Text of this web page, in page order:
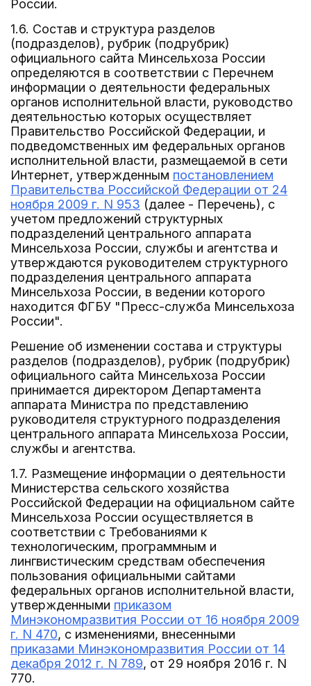
России.
1.6. Состав и структура разделов
(подразделов), рубрик (подрубрик)
официального сайта Минсельхоза России
определяются в соответствии с Перечнем
информации о деятельности федеральных
органов исполнительной власти, руководство
деятельностью которых осуществляет
Правительство Российской Федерации, и
подведомственных им федеральных органов
исполнительной власти, размещаемой в сети
Интернет, утвержденным постановлением
Правительства Российской Федерации от 24
ноября 2009 г. N 953 (далее - Перечень), с
учетом предложений структурных
подразделений центрального аппарата
Минсельхоза России, службы и агентства и
утверждаются руководителем структурного
подразделения центрального аппарата
Минсельхоза России, в ведении которого
находится ФГБУ "Пресс-служба Минсельхоза
России".
Решение об изменении состава и структуры
разделов (подразделов), рубрик (подрубрик)
официального сайта Минсельхоза России
принимается директором Департамента
аппарата Министра по представлению
руководителя структурного подразделения
центрального аппарата Минсельхоза России,
службы и агентства.
1.7. Размещение информации о деятельности
Министерства сельского хозяйства
Российской Федерации на официальном сайте
Минсельхоза России осуществляется в
соответствии с Требованиями к
технологическим, программным и
лингвистическим средствам обеспечения
пользования официальными сайтами
федеральных органов исполнительной власти,
утвержденными приказом
Минэкономразвития России от 16 ноября 2009
г. N 470, с изменениями, внесенными
приказами Минэкономразвития России от 14
декабря 2012 г. N 789, от 29 ноября 2016 г. N
770.